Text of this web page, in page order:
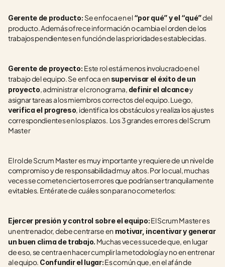
Gerente de producto: Se enfoca en el “por qué” y el “qué” del
producto. Además ofrece información o cambia el orden de los
trabajos pendientes en función de las prioridades establecidas.
Gerente de proyecto: Este rol está menos involucrado en el
trabajo del equipo. Se enfoca en supervisar el éxito de un
proyecto, administrar el cronograma, definir el alcance y
verifica el progreso, identifica los obstáculos y realiza los ajustes
correspondientes en los plazos.  Los 3 grandes errores del Scrum
Master
El rol de Scrum Master es muy importante y requiere de un nivel de
compromiso y de responsabilidad muy altos. Por lo cual, muchas
veces se cometen ciertos errores que podrían ser tranquilamente
evitables. Entérate de cuáles son para no cometerlos:
Ejercer presión y control sobre el equipo: El Scrum Master es
un entrenador, debe centrarse en motivar, incentivar y generar
un buen clima de trabajo. Muchas veces sucede que, en lugar
de eso, se centra en hacer cumplir la metodología y no en entrenar
al equipo. Confundir el lugar: Es común que, en el afán de